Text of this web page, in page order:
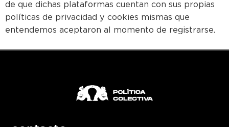
de que dichas plataformas cuentan con sus propias
políticas de privacidad y cookies mismas que
entendemos aceptaron al momento de registrarse.